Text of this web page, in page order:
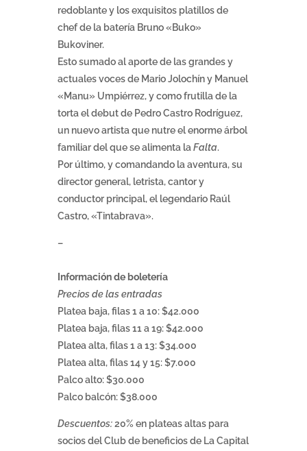
redoblante y los exquisitos platillos de
chef de la batería Bruno «Buko»
Bukoviner.
Esto sumado al aporte de las grandes y
actuales voces de Mario Jolochín y Manuel
«Manu» Umpiérrez, y como frutilla de la
torta el debut de Pedro Castro Rodríguez,
un nuevo artista que nutre el enorme árbol
familiar del que se alimenta laFalta.
Por último, y comandando la aventura, su
director general, letrista, cantor y
conductor principal, el legendario Raúl
Castro, «Tintabrava».
–
Información de boletería
Precios de las entradas
Platea baja, filas 1 a 10: $42.000
Platea baja, filas 11 a 19: $42.000
Platea alta, filas 1 a 13: $34.000
Platea alta, filas 14 y 15: $7.000
Palco alto: $30.000
Palco balcón: $38.000
Descuentos:20% en plateas altas para
socios del Club de beneficios de La Capital